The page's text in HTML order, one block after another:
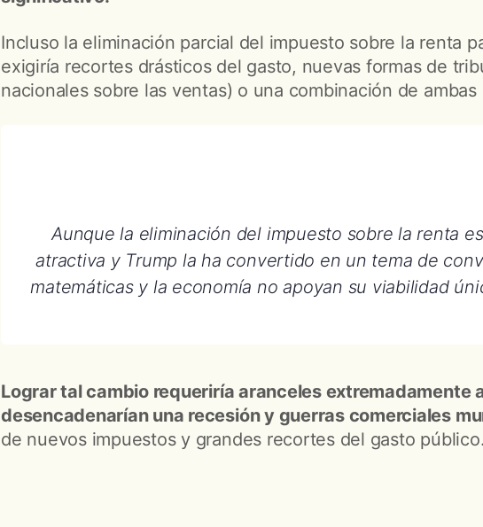
Incluso la eliminación parcial del impuesto sobre la renta
exigiría recortes drásticos del gasto, nuevas formas de
nacionales sobre las ventas) o una combinación de ambas
Aunque la eliminación del impuesto sobre la renta
atractiva y Trump la ha convertido en un tema de
matemáticas y la economía no apoyan su viabilidad
Lograr tal cambio requeriría aranceles extremadamente
desencadenarían una recesión y guerras comerciales
de nuevos impuestos y grandes recortes del gasto público.